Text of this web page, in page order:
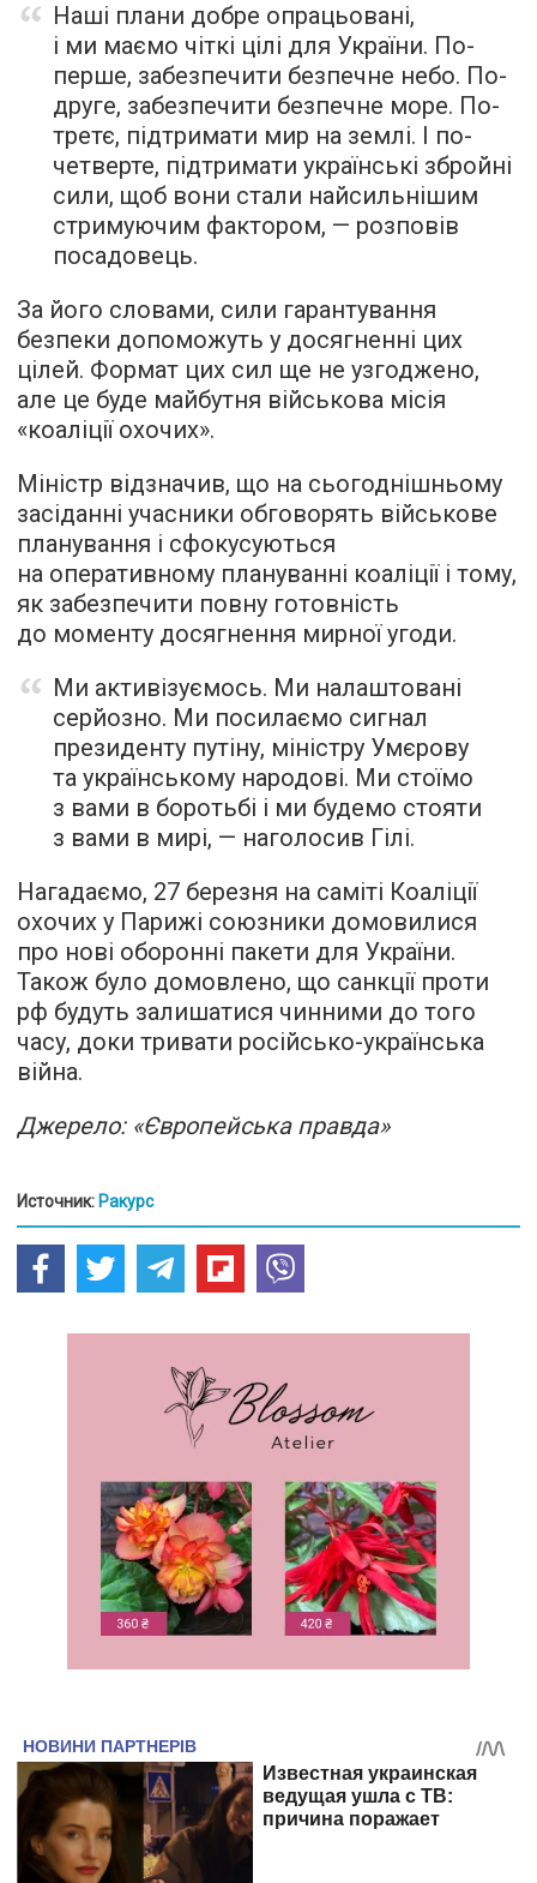
Наші плани добре опрацьовані,
і ми маємо чіткі цілі для України. По-
перше, забезпечити безпечне небо. По-
друге, забезпечити безпечне море. По-
третє, підтримати мир на землі. І по-
четверте, підтримати українські збройні
сили, щоб вони стали найсильнішим
стримуючим фактором, — розповів
посадовець.
За його словами, сили гарантування
безпеки допоможуть у досягненні цих
цілей. Формат цих сил ще не узгоджено,
але це буде майбутня військова місія
«коаліції охочих».
Міністр відзначив, що на сьогоднішньому
засіданні учасники обговорять військове
планування і сфокусуються
на оперативному плануванні коаліції і тому,
як забезпечити повну готовність
до моменту досягнення мирної угоди.
Ми активізуємось. Ми налаштовані
серйозно. Ми посилаємо сигнал
президенту путіну, міністру Умєрову
та українському народові. Ми стоїмо
з вами в боротьбі і ми будемо стояти
з вами в мирі, — наголосив Гілі.
Нагадаємо, 27 березня на саміті Коаліції
охочих у Парижі союзники домовилися
про нові оборонні пакети для України.
Також було домовлено, що санкції проти
рф будуть залишатися чинними до того
часу, доки тривати російсько-українська
війна.
Джерело: «Європейська правда»
Источник: Ракурс